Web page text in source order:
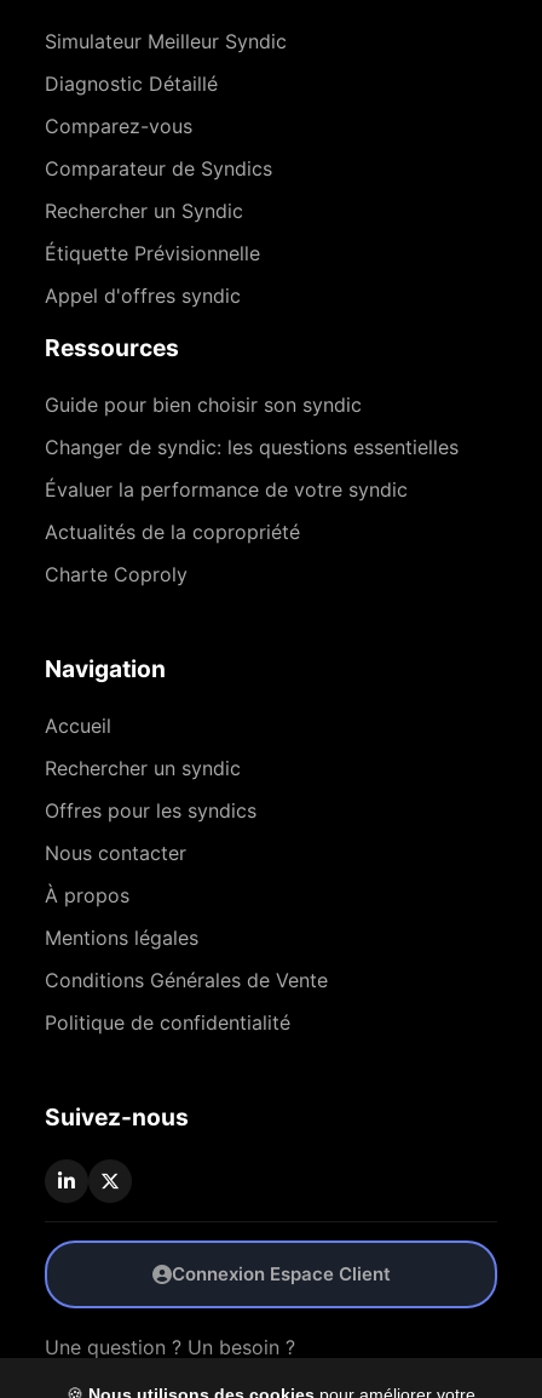
Simulateur Meilleur Syndic
Diagnostic Détaillé
Comparez-vous
Comparateur de Syndics
Rechercher un Syndic
Étiquette Prévisionnelle
Appel d'offres syndic
Ressources
Guide pour bien choisir son syndic
Changer de syndic: les questions essentielles
Évaluer la performance de votre syndic
Actualités de la copropriété
Charte Coproly
Navigation
Accueil
Rechercher un syndic
Offres pour les syndics
Nous contacter
À propos
Mentions légales
Conditions Générales de Vente
Politique de confidentialité
Suivez-nous
Connexion Espace Client
Une question ? Un besoin ?